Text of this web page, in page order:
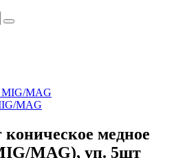
MIG/MAG
MAG
медное
MAG), уп. 5шт